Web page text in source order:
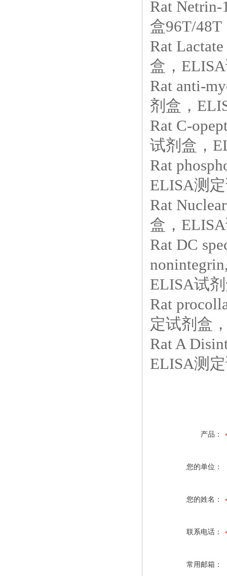
Rat
盒96T/48T
Rat
盒，
Rat anti-
剂盒，
Rat C-
试剂盒，
Rat
ELISA测
Rat
盒，
Rat DC
ELISA试
Rat
定试剂盒
Rat A
ELISA测
产品：
您的单位：
您的姓名：
联系电话：
常用邮箱：